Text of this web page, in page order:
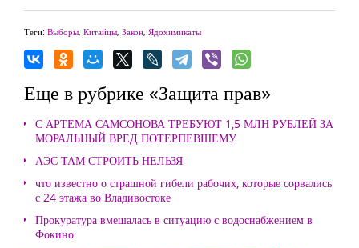
Теги: Выборы, Китайцы, Закон, Ядохимикаты
Еще в рубрике «Защита прав»
С АРТЕМА САМСОНОВА ТРЕБУЮТ 1,5 МЛН РУБЛЕЙ ЗА
МОРАЛЬНЫЙ ВРЕД ПОТЕРПЕВШЕМУ
АЭС ТАМ СТРОИТЬ НЕЛЬЗЯ
что известно о страшной гибели рабочих, которые сорвались
с 24 этажа во Владивостоке
Прокуратура вмешалась в ситуацию с водоснабжением в
Фокино